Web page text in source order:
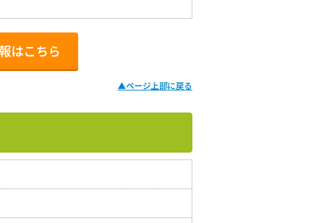
はこちら
▲ページ上部に戻る